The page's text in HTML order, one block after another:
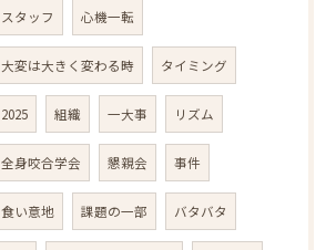
スタッフ 心機一転
大変は大きく変わる時 タイミング
2025 組織 一大事 リズム
全身咬合学会 懇親会 事件
食い意地 課題の一部 バタバタ